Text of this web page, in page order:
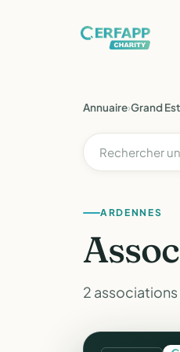
Annuaire›Grand Est
ARDENNES
2